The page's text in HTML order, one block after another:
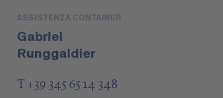
ASSISTENZA CONTAINER
Gabriel
Runggaldier
T +39 345 65 14 348